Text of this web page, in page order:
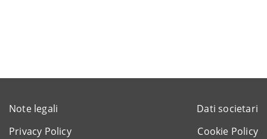
Note legali
Dati societari
Privacy Policy
Cookie Policy